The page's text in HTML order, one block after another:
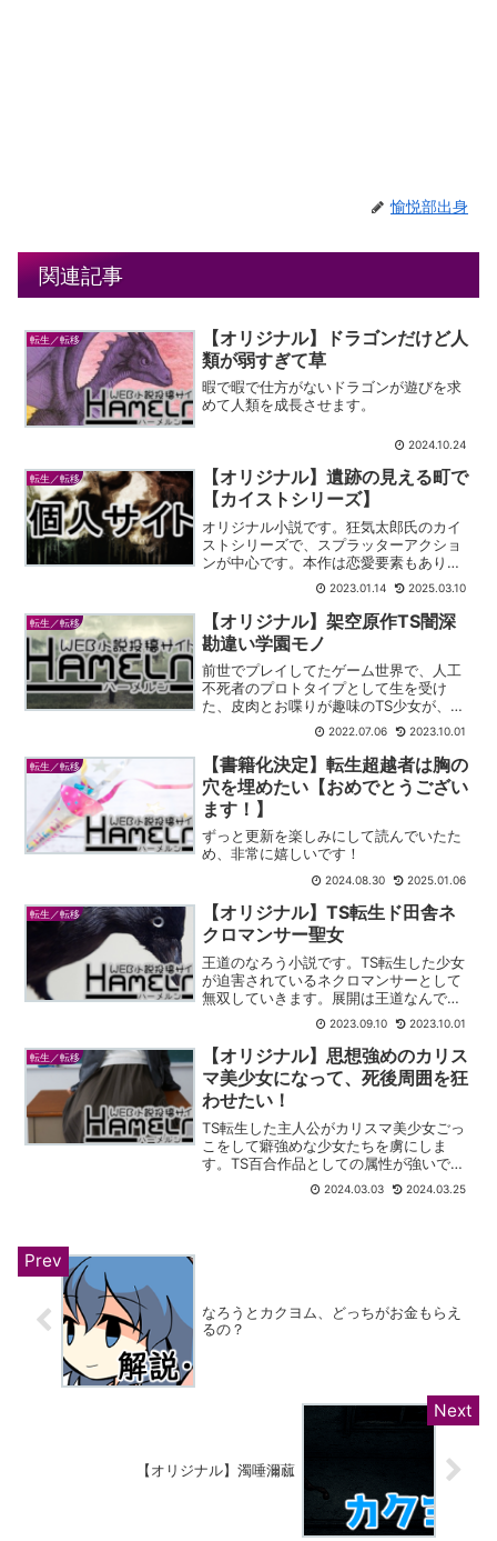
愉悦部出身
関連記事
転生／転移
【オリジナル】ドラゴンだけど人
類が弱すぎて草
暇で暇で仕方がないドラゴンが遊びを求
めて人類を成長させます。
2024.10.24
転生／転移
【オリジナル】遺跡の見える町で
【カイストシリーズ】
オリジナル小説です。狂気太郎氏のカイ
ストシリーズで、スプラッターアクショ
ンが中心です。本作は恋愛要素もありま
2023.01.14 2025.03.10
転生／転移
【オリジナル】架空原作TS闇深
勘違い学園モノ
前世でプレイしてたゲーム世界で、人工
不死者のプロトタイプとして生を受け
た、皮肉とお喋りが趣味のTS少女が、ボ
ロボロになっていく話。 なお周りは曇
る。 言うまでもないハーメルン特有の
TS闇深勘違いのアレ。誰も書かないなら
私が書く理論＆どうして...
2022.07.06 2023.10.01
転生／転移
【書籍化決定】転生超越者は胸の
穴を埋めたい【おめでとうござい
ます！】
ずっと更新を楽しみにして読んでいたた
め、非常に嬉しいです！
2024.08.30 2025.01.06
転生／転移
【オリジナル】TS転生ド田舎ネ
クロマンサー聖女
王道のなろう小説です。TS転生した少女
が迫害されているネクロマンサーとして
無双していきます。展開は王道なんです
が、世界観設定に一癖二癖あり、新鮮さ
2023.09.10 2023.10.01
転生／転移
【オリジナル】思想強めのカリス
マ美少女になって、死後周囲を狂
わせたい！
TS転生した主人公がカリスマ美少女ごっ
こをして癖強めな少女たちを虜にしま
す。TS百合作品としての属性が強いで
2024.03.03 2024.03.25
なろうとカクヨム、どっちがお金もらえ
るの？
【オリジナル】濁唾濔蓏